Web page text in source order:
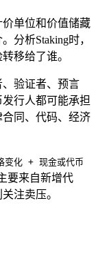
单位和价值储藏
分析Staking时，
移给了谁。
验证者、预言
行人都可能承担
同、代码、经济
变化 + 现金或代币
要来自新增代
注卖压。